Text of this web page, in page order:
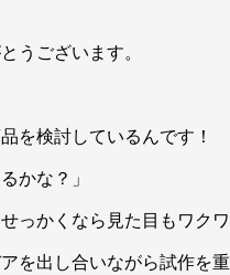
うございます。
を検討しているんです！
かな？」
っかくなら見た目もワク
を出し合いながら試作を重